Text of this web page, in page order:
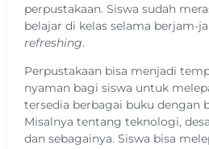
perpustakaan. Siswa sudah
belajar di kelas selama berjam-
refreshing.
Perpustakaan bisa menjadi
nyaman bagi siswa untuk
tersedia berbagai buku dengan
Misalnya tentang teknologi,
dan sebagainya. Siswa bisa